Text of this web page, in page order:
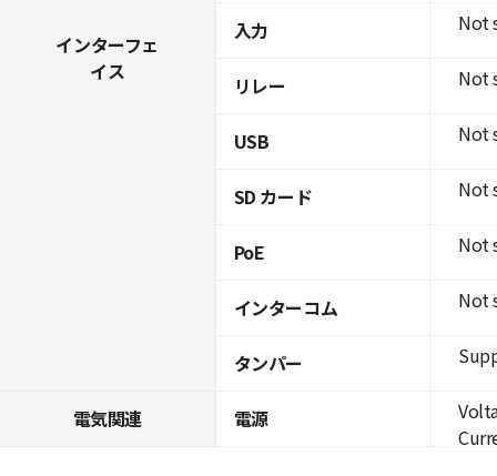
インターフェ
イス
入力
リレー
USB
SD カード
PoE
インターコム
タンパー
電気関連 電源
Not
Not
Not
Not
Not
Not